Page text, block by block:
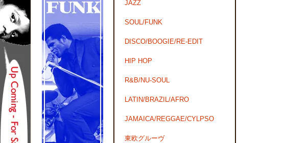
JAZZ
SOUL/FUNK
DISCO/BOOGIE/RE-EDIT
HIP HOP
R&B/NU-SOUL
LATIN/BRAZIL/AFRO
JAMAICA/REGGAE/CYLPSO
東欧グルーヴ